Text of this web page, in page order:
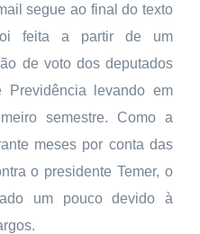
segue ao final do texto
feita a partir de um
de voto dos deputados
Previdência levando em
semestre. Como a
meses por conta das
o presidente Temer, o
um pouco devido à